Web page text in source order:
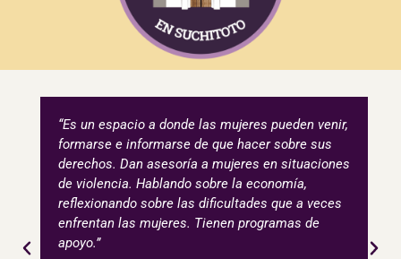
“Es un espacio a donde las mujeres pueden venir,
formarse e informarse de que hacer sobre sus
derechos. Dan asesoría a mujeres en situaciones
de violencia. Hablando sobre la economía,
reflexionando sobre las dificultades que a veces
enfrentan las mujeres. Tienen programas de
apoyo.”